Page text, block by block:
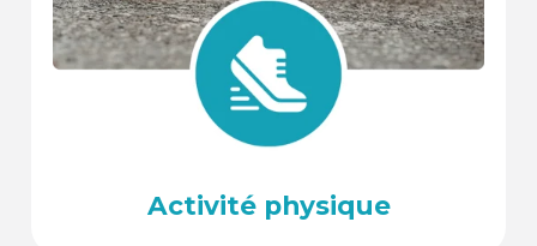
Activité physique